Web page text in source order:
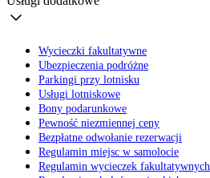
Wycieczki fakultatywne
Ubezpieczenia podróżne
Parkingi przy lotnisku
Usługi lotniskowe
Bony podarunkowe
Pewność niezmiennej ceny
Bezpłatne odwołanie rezerwacji
Regulamin miejsc w samolocie
Regulamin wycieczek fakultatywnych